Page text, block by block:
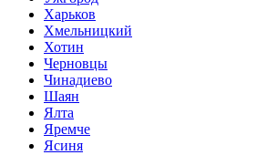
Харьков
Хмельницкий
Хотин
Черновцы
Чинадиево
Шаян
Ялта
Яремче
Ясиня